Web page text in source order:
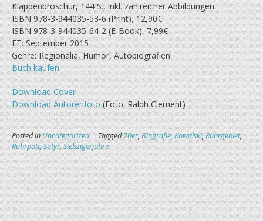
Klappenbroschur, 144 S., inkl. zahlreicher Abbildungen
ISBN 978-3-944035-53-6 (Print), 12,90€
ISBN 978-3-944035-64-2 (E-Book), 7,99€
ET: September 2015
Genre: Regionalia, Humor, Autobiografien
Buch kaufen
Download Cover
Download Autorenfoto(Foto: Ralph Clement)
Posted inUncategorized Tagged70er,Biografie,Kowalski,Ruhrgebiet,
Ruhrpott,Satyr,Siebzigerjahre